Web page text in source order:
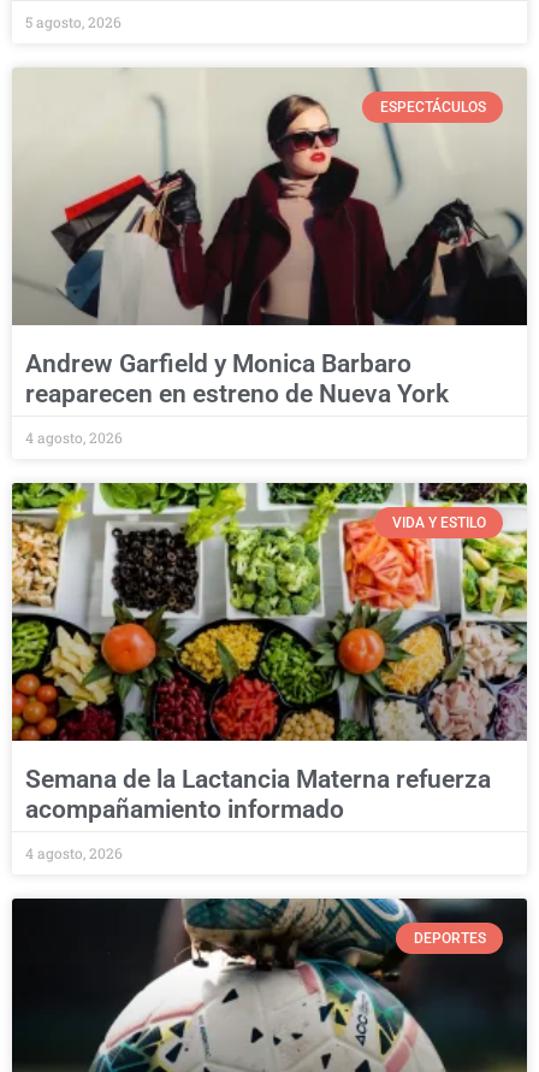
5 agosto, 2026
ESPECTÁCULOS
Andrew Garfield y Monica Barbaro
reaparecen en estreno de Nueva York
4 agosto, 2026
VIDA Y ESTILO
Semana de la Lactancia Materna refuerza
acompañamiento informado
4 agosto, 2026
DEPORTES